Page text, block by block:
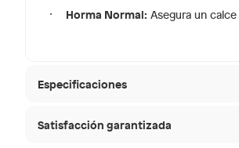
Horma Normal: Asegura un
Especificaciones
Condicion del producto
Satisfacción garantizada